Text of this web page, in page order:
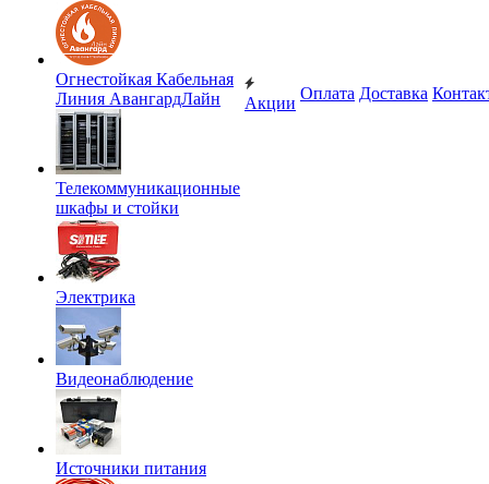
Огнестойкая Кабельная
Линия АвангардЛайн
Телекоммуникационные
шкафы и стойки
Электрика
Видеонаблюдение
Источники питания
Акции
Оплата Доставка